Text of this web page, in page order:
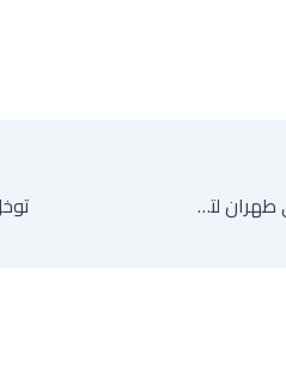
الإيرانيون يواصلون التوافد إلى طهران لتوديع خامنئي وإسرائيل تعلن مقتل مسلح بجنوب لبنان